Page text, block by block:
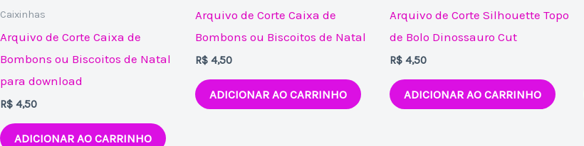
Caixinhas
Arquivo de Corte Caixa de
Bombons ou Biscoitos de Natal
para download
R$ 4,50
ADICIONAR AO CARRINHO
Arquivo de Corte Caixa de
Bombons ou Biscoitos de Natal
R$4,50
ADICIONAR AO CARRINHO
Arquivo de Corte Silhouette Topo
de Bolo Dinossauro Cut
R$ 4,50
ADICIONAR AO CARRINHO